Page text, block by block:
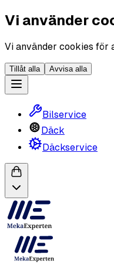
Vi använder
Vi använder cookies för
Tillåt alla Avvisa alla
Bilservice
Däck
Däckservice